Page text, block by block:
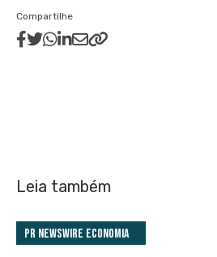
Compartilhe
Leia também
PR Newswire Economia